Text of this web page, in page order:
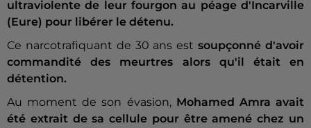
ultraviolente de leur fourgon au péage d'Incarville
(Eure) pour libérer le détenu.
Ce narcotrafiquant de 30 ans estsoupçonné d'avoir
commandité des meurtres alors qu'il était en
détention.
Au moment de son évasion, Mohamed Amra avait
été extrait de sa cellule pour être amené chez un